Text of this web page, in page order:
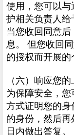
使用，您可以
护相关负责人给
当您收回同意
息。 但您收回
的授权而开展的
（六）响应您
为保障安全，
方式证明您的身
的身份，然后
日内做出答复。